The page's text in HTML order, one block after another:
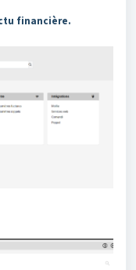
financière.